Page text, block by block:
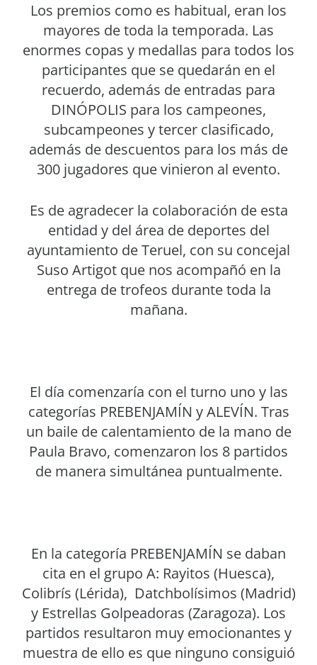
Los premios como es habitual, eran los
mayores de toda la temporada. Las
enormes copas y medallas para todos los
participantes que se quedarán en el
recuerdo, además de entradas para
DINÓPOLIS para los campeones,
subcampeones y tercer clasificado,
además de descuentos para los más de
300 jugadores que vinieron al evento.
Es de agradecer la colaboración de esta
entidad y del área de deportes del
ayuntamiento de Teruel, con su concejal
Suso Artigot que nos acompañó en la
entrega de trofeos durante toda la
mañana.
El día comenzaría con el turno uno y las
categorías PREBENJAMÍN y ALEVÍN. Tras
un baile de calentamiento de la mano de
Paula Bravo, comenzaron los 8 partidos
de manera simultánea puntualmente.
En la categoría PREBENJAMÍN se daban
cita en el grupo A: Rayitos (Huesca),
Colibrís (Lérida), Datchbolísimos (Madrid)
y Estrellas Golpeadoras (Zaragoza). Los
partidos resultaron muy emocionantes y
muestra de ello es que ninguno consiguió